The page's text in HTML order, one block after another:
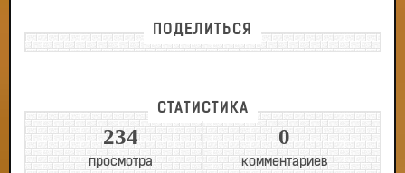
ПОДЕЛИТЬСЯ
СТАТИСТИКА
234
просмотра
0
комментариев